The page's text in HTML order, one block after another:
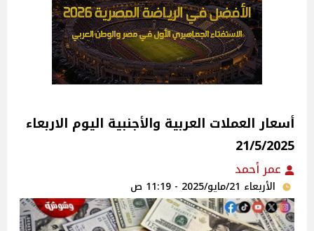
أسعار العملات العربية والأجنبية اليوم الاربعاء
21/5/2025
عمر أحمد
الأربعاء 21/مايو/2025 - 11:19 ص